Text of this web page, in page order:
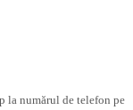
la numărul de telefon pe